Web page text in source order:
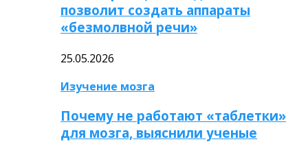
позволит создать аппараты
«безмолвной речи»
25.05.2026
Изучение мозга
Почему не работают «таблетки»
для мозга, выяснили ученые